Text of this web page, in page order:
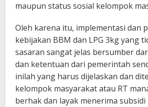
maupun status sosial kelompok
Oleh karena itu, implementasi dan
kebijakan BBM dan LPG 3kg yang
sasaran sangat jelas bersumber
dan ketentuan dari pemerintah
inilah yang harus dijelaskan dan
kelompok masyarakat atau RT
berhak dan layak menerima subsidi